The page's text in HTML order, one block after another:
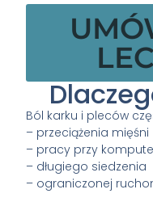
Ból karku i pleców
– przeciążenia mięśni
– pracy przy
– długiego siedzenia
– ograniczonej